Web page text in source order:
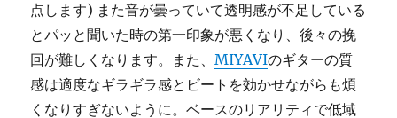
点します) また音が曇っていて透明感が不足している
とパッと聞いた時の第一印象が悪くなり、後々の挽
回が難しくなります。また、MIYAVIのギターの質
感は適度なギラギラ感とビートを効かせながらも煩
くなりすぎないように。ベースのリアリティで低域